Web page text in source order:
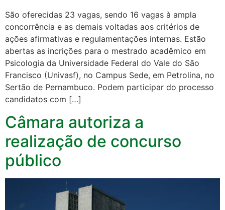
São oferecidas 23 vagas, sendo 16 vagas à ampla
concorrência e as demais voltadas aos critérios de
ações afirmativas e regulamentações internas. Estão
abertas as incrições para o mestrado acadêmico em
Psicologia da Universidade Federal do Vale do São
Francisco (Univasf), no Campus Sede, em Petrolina, no
Sertão de Pernambuco. Podem participar do processo
candidatos com […]
Câmara autoriza a
realização de concurso
público